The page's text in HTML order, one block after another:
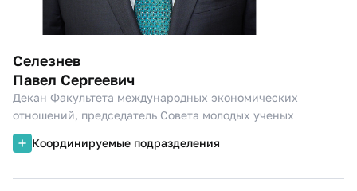
Селезнев
Павел Сергеевич
Декан Факультета международных экономических
отношений, председатель Совета молодых ученых
Координируемые подразделения